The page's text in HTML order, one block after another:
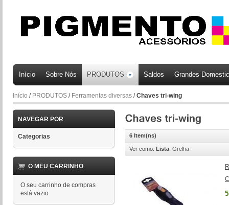
Início Sobre Nós PRODUTOS Saldos Grandes
Início / PRODUTOS / Ferramentas diversas /Chaves tri-wing
NAVEGAR POR
Categorias
O MEU CARRINHO
O seu carrinho de compras
está vazio
6 Item(ns)
Ver como: Lista Grelha